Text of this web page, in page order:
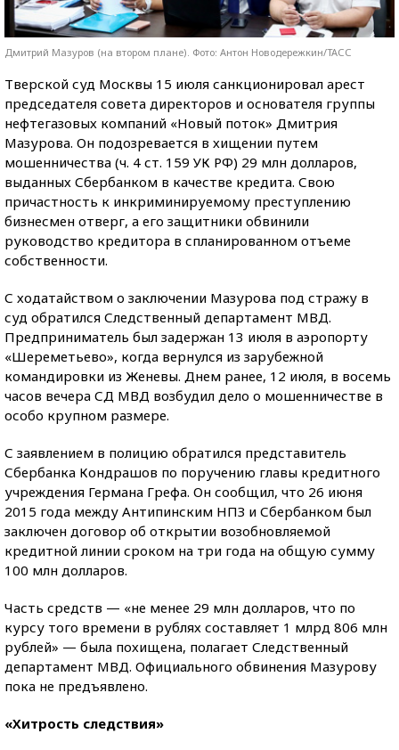
Дмитрий Мазуров (на втором плане). Фото: Антон Новодережкин/ТАСС
Тверской суд Москвы 15 июля санкционировал арест
председателя совета директоров и основателя группы
нефтегазовых компаний «Новый поток» Дмитрия
Мазурова. Он подозревается в хищении путем
мошенничества (ч. 4 ст. 159 УК РФ) 29 млн долларов,
выданных Сбербанком в качестве кредита. Свою
причастность к инкриминируемому преступлению
бизнесмен отверг, а его защитники обвинили
руководство кредитора в спланированном отъеме
собственности.
С ходатайством о заключении Мазурова под стражу в
суд обратился Следственный департамент МВД.
Предприниматель был задержан 13 июля в аэропорту
«Шереметьево», когда вернулся из зарубежной
командировки из Женевы. Днем ранее, 12 июля, в восемь
часов вечера СД МВД возбудил дело о мошенничестве в
особо крупном размере.
С заявлением в полицию обратился представитель
Сбербанка Кондрашов по поручению главы кредитного
учреждения Германа Грефа. Он сообщил, что 26 июня
2015 года между Антипинским НПЗ и Сбербанком был
заключен договор об открытии возобновляемой
кредитной линии сроком на три года на общую сумму
100 млн долларов.
Часть средств — «не менее 29 млн долларов, что по
курсу того времени в рублях составляет 1 млрд 806 млн
рублей» — была похищена, полагает Следственный
департамент МВД. Официального обвинения Мазурову
пока не предъявлено.
«Хитрость следствия»